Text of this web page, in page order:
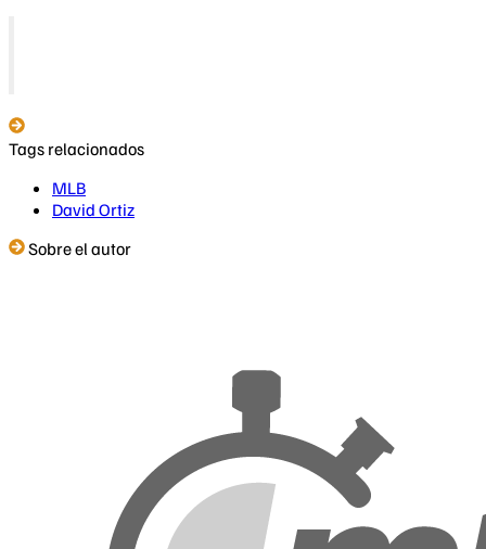
Tags relacionados
MLB
David Ortiz
Sobre el autor